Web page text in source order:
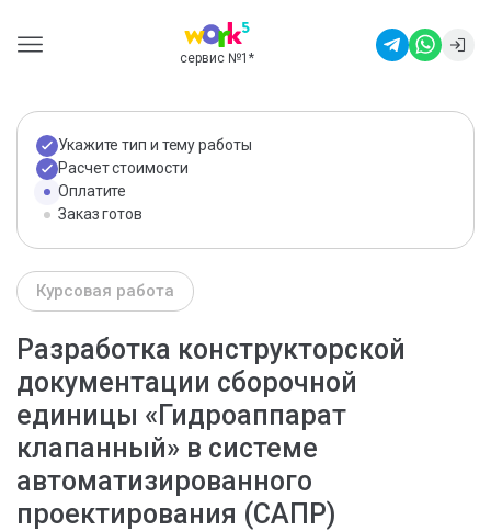
сервис №1 *
Укажите тип и тему работы
Расчет стоимости
Оплатите
Заказ готов
Курсовая работа
Разработка конструкторской
документации сборочной
единицы «Гидроаппарат
клапанный» в системе
автоматизированного
проектирования (САПР)